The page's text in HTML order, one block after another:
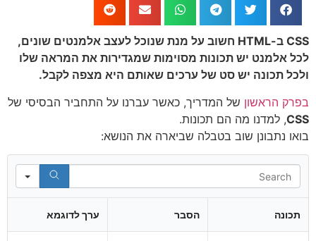
CSS ב-HTML חשוב על מנת שנוכל לעצב אלמנטים שונים,
אלמנט יש תכונות מסוימות שמגדירות את המראה שלו
תכונה יש סט של ערכים שאותם היא מצפה לקבל.
הראשוןשל המדריך, כאשר עברנו על התחביר הבסיסי של
, למדנו מה הם תכונות.
נתבונן שוב בטבלה שביארה את הנושא:
Search
הסבר ערך לדוגמא